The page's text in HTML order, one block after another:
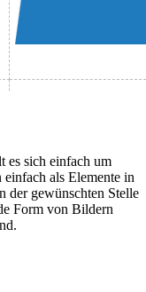
es sich einfach um
als Elemente in
der gewünschten Stelle
Form von Bildern